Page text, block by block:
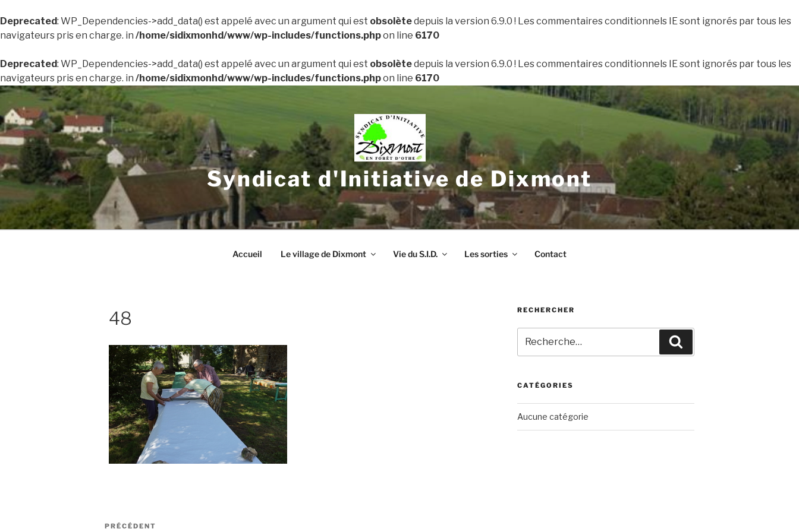
Deprecated: WP_Dependencies->add_data() est appelé avec un argument qui est obsolètedepuis la version 6.9.0 ! Les commentaires conditionnels IE sont ignorés par tous les
navigateurs pris en charge. in /home/sidixmonhd/www/wp-includes/functions.phpon line 6170
Deprecated: WP_Dependencies->add_data() est appelé avec un argument qui est obsolètedepuis la version 6.9.0 ! Les commentaires conditionnels IE sont ignorés par tous les
navigateurs pris en charge. in /home/sidixmonhd/www/wp-includes/functions.phpon line 6170
Aller
contenu
principal
Syndicat d'Initiative de Dixmont
Accueil Le village de Dixmont Vie du S.I.D. Les sorties Contact
48
Navigation
Article
PRÉCÉDENT
RECHERCHER
pour
:
CATÉGORIES
Aucune catégorie